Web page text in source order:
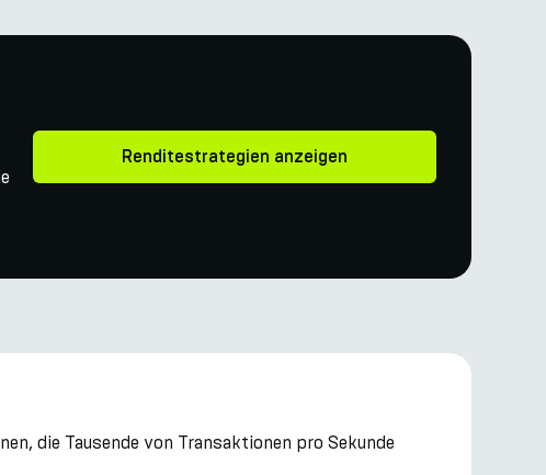
Renditestrategien anzeigen
die Tausende von Transaktionen pro Sekunde